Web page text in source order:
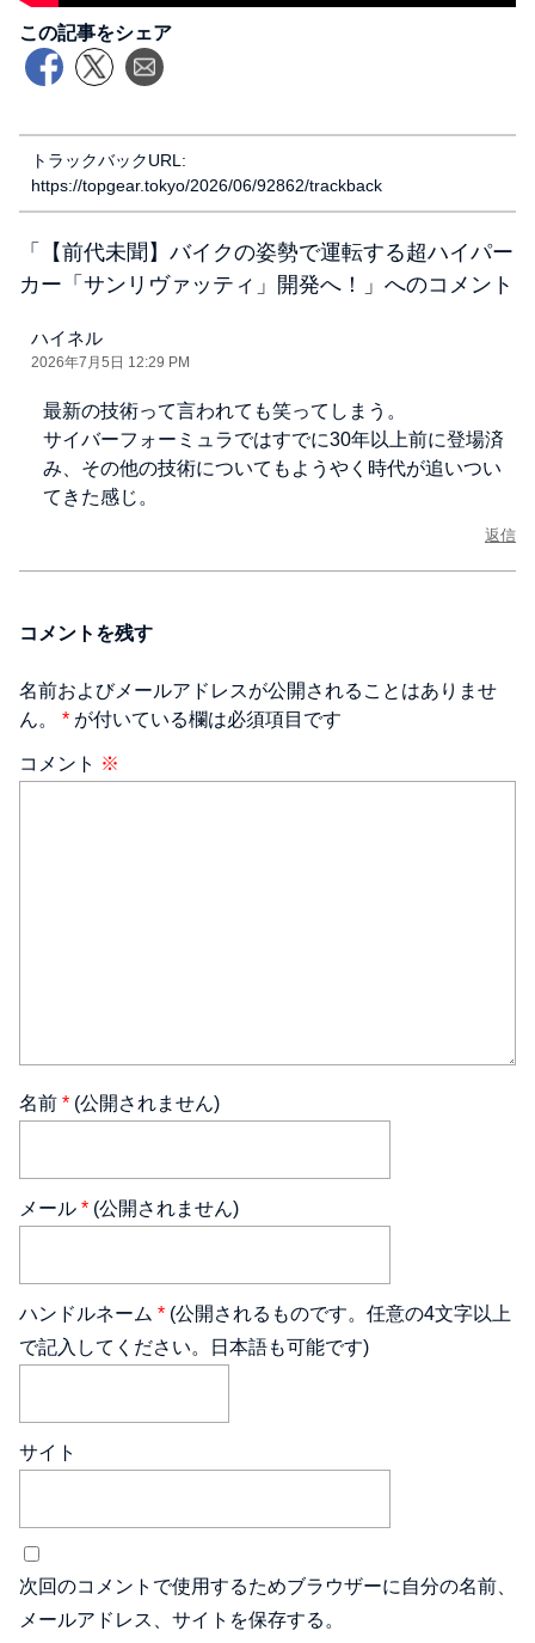
この記事をシェア
トラックバックURL:
https://topgear.tokyo/2026/06/92862/trackback
「
【前代未聞】バイクの姿勢で運転する超ハイパー
カー「サンリヴァッティ」開発へ！
」へのコメント
ハイネル
2026年7月5日 12:29 PM
最新の技術って言われても笑ってしまう。
サイバーフォーミュラではすでに30年以上前に登場済
み、その他の技術についてもようやく時代が追いつい
てきた感じ。
返信
コメントを残す
名前およびメールアドレスが公開されることはありませ
ん。 * が付いている欄は必須項目です
コメント ※
名前 * (公開されません)
メール * (公開されません)
ハンドルネーム * (公開されるものです。任意の4文字以上
で記入してください。日本語も可能です)
サイト
次回のコメントで使用するためブラウザーに自分の名前、
メールアドレス、サイトを保存する。